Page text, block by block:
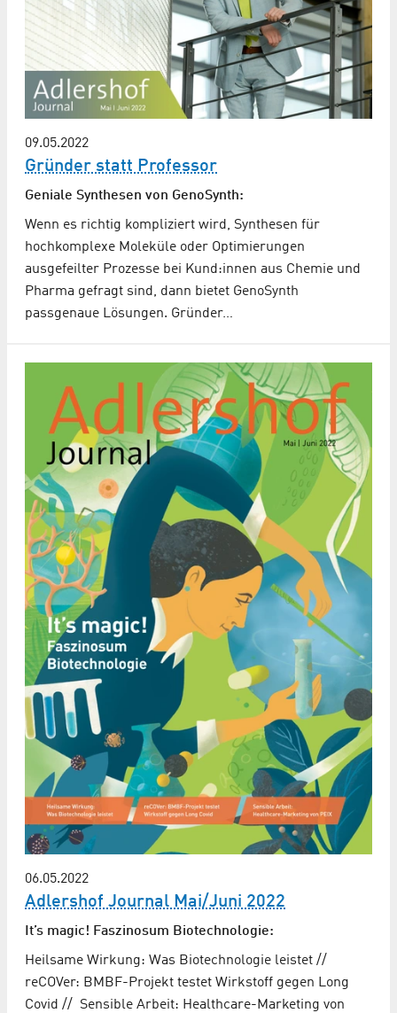
09.05.2022
Gründer statt Professor
Geniale Synthesen von GenoSynth:
Wenn es richtig kompliziert wird, Synthesen für
hochkomplexe Moleküle oder Optimierungen
ausgefeilter Prozesse bei Kund:innen aus Chemie und
Pharma gefragt sind, dann bietet GenoSynth
passgenaue Lösungen. Gründer…
06.05.2022
Adlershof Journal Mai/Juni 2022
It’s magic! Faszinosum Biotechnologie:
Heilsame Wirkung: Was Biotechnologie leistet //
reCOVer: BMBF-Projekt testet Wirkstoff gegen Long
Covid // Sensible Arbeit: Healthcare-Marketing von